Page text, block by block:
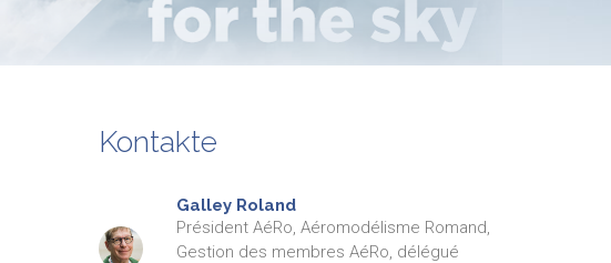
Kontakte
Galley Roland
Président AéRo, Aéromodélisme Romand,
Gestion des membres AéRo, délégué